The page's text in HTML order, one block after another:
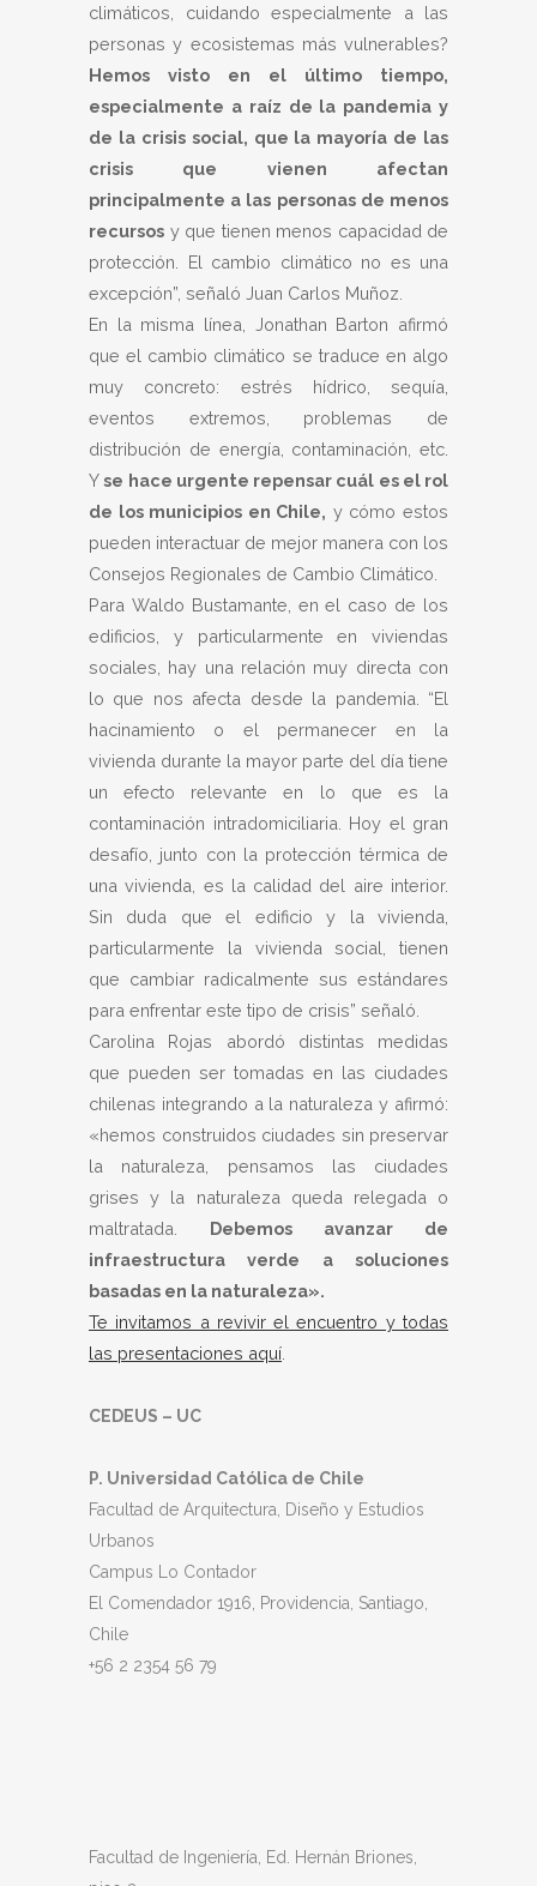
climáticos, cuidando especialmente a las
personas y ecosistemas más vulnerables?
Hemos visto en el último tiempo,
especialmente a raíz de la pandemia y
de la crisis social, que la mayoría de las
crisis que vienen afectan
principalmente a las personas de menos
recursos y que tienen menos capacidad de
protección. El cambio climático no es una
excepción”, señaló Juan Carlos Muñoz.
En la misma línea, Jonathan Barton afirmó
que el cambio climático se traduce en algo
muy concreto: estrés hídrico, sequía,
eventos extremos, problemas de
distribución de energía, contaminación, etc.
Yse hace urgente repensar cuál es el rol
de los municipios en Chile, y cómo estos
pueden interactuar de mejor manera con los
Consejos Regionales de Cambio Climático.
Para Waldo Bustamante, en el caso de los
edificios, y particularmente en viviendas
sociales, hay una relación muy directa con
lo que nos afecta desde la pandemia. “El
hacinamiento o el permanecer en la
vivienda durante la mayor parte del día tiene
un efecto relevante en lo que es la
contaminación intradomiciliaria. Hoy el gran
desafío, junto con la protección térmica de
una vivienda, es la calidad del aire interior.
Sin duda que el edificio y la vivienda,
particularmente la vivienda social, tienen
que cambiar radicalmente sus estándares
para enfrentar este tipo de crisis” señaló.
Carolina Rojas abordó distintas medidas
que pueden ser tomadas en las ciudades
chilenas integrando a la naturaleza y afirmó:
«hemos construidos ciudades sin preservar
la naturaleza, pensamos las ciudades
grises y la naturaleza queda relegada o
maltratada. Debemos avanzar de
infraestructura verde a soluciones
basadas en la naturaleza».
Te invitamos a revivir el encuentro y todas
las presentaciones aquí
CEDEUS – UC
P. Universidad Católica de Chile
Facultad de Arquitectura, Diseño y Estudios
Urbanos
Campus Lo Contador
El Comendador 1916, Providencia, Santiago,
Chile
+56 2 2354 56 79
Facultad de Ingeniería, Ed. Hernán Briones,